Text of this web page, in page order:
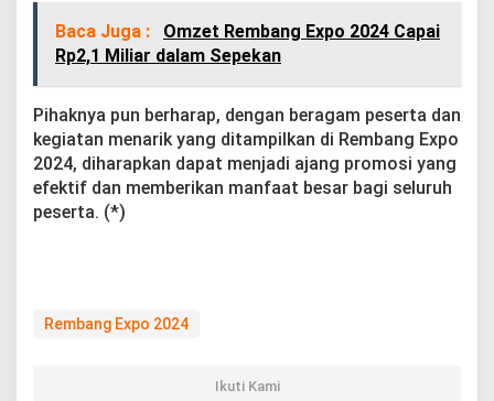
Baca Juga :
Omzet Rembang Expo 2024 Capai
Rp2,1 Miliar dalam Sepekan
Pihaknya pun berharap, dengan beragam peserta dan
kegiatan menarik yang ditampilkan di Rembang Expo
2024, diharapkan dapat menjadi ajang promosi yang
efektif dan memberikan manfaat besar bagi seluruh
peserta. (*)
Rembang Expo 2024
Ikuti Kami